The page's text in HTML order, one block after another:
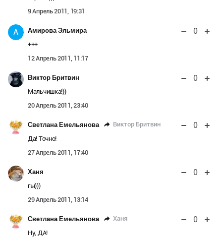
9 Апрель 2011, 19:31
А Амирова Эльмира 0
+++
12 Апрель 2011, 11:17
Виктор Бритвин 0
Мальчишка!))
20 Апрель 2011, 23:40
Светлана Емельянова Виктор Бритвин 0
Да! Точно!
27 Апрель 2011, 17:40
Ханя 0
гы)))
29 Апрель 2011, 13:14
Светлана Емельянова Ханя 0
Ну, ДА!